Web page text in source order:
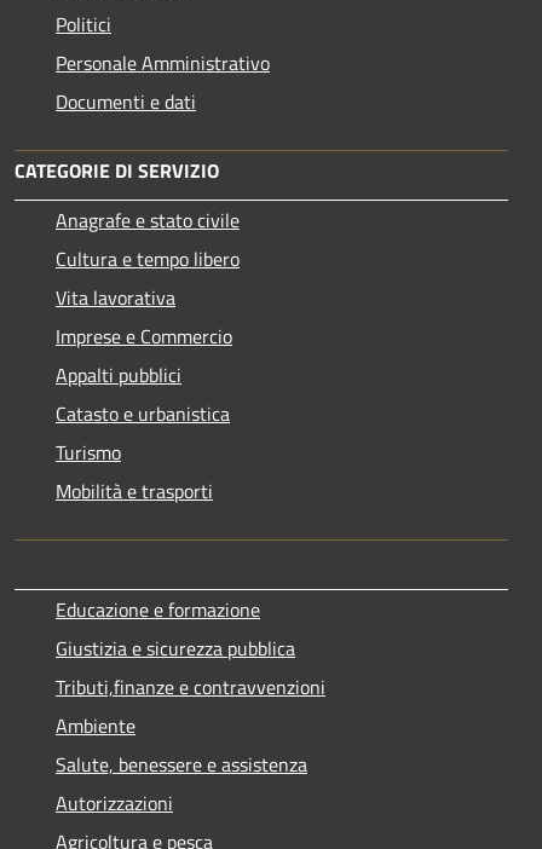
Politici
Personale Amministrativo
Documenti e dati
CATEGORIE DI SERVIZIO
Anagrafe e stato civile
Cultura e tempo libero
Vita lavorativa
Imprese e Commercio
Appalti pubblici
Catasto e urbanistica
Turismo
Mobilità e trasporti
Educazione e formazione
Giustizia e sicurezza pubblica
Tributi,finanze e contravvenzioni
Ambiente
Salute, benessere e assistenza
Autorizzazioni
Agricoltura e pesca